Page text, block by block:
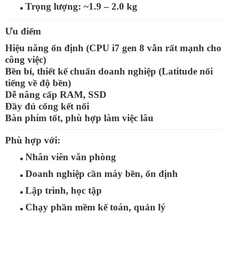
Trọng lượng: ~1.9 – 2.0 kg
Ưu điểm
Hiệu năng ổn định (CPU i7 gen 8 vẫn rất mạnh cho
công việc)
Bền bỉ, thiết kế chuẩn doanh nghiệp (Latitude nổi
tiếng về độ bền)
Dễ nâng cấp RAM, SSD
Đầy đủ cổng kết nối
Bàn phím tốt, phù hợp làm việc lâu
Phù hợp với:
Nhân viên văn phòng
Doanh nghiệp cần máy bền, ổn định
Lập trình, học tập
Chạy phần mềm kế toán, quản lý